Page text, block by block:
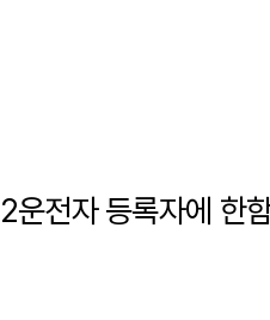
운전자 등록자에 한